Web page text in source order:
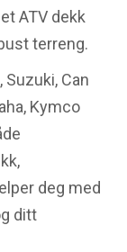
ATV dekk
terreng.
Can
Kymco
deg med
ditt